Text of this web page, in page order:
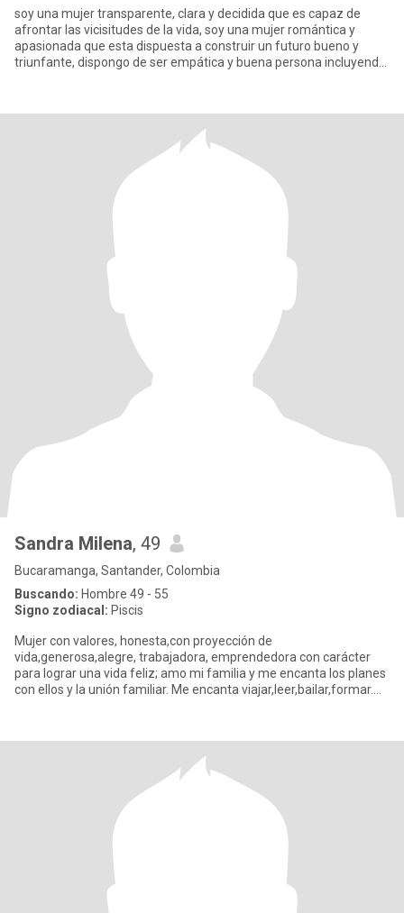
soy una mujer transparente, clara y decidida que es capaz de
afrontar las vicisitudes de la vida, soy una mujer romántica y
apasionada que esta dispuesta a construir un futuro bueno y
triunfante, dispongo de ser empática y buena persona incluyendo
Sandra Milena, 49
Bucaramanga, Santander, Colombia
Buscando: Hombre 49 - 55
Signo zodiacal: Piscis
Mujer con valores, honesta,con proyección de
vida,generosa,alegre, trabajadora, emprendedora con carácter
para lograr una vida feliz; amo mi familia y me encanta los planes
con ellos y la unión familiar. Me encanta viajar,leer,bailar,formar.